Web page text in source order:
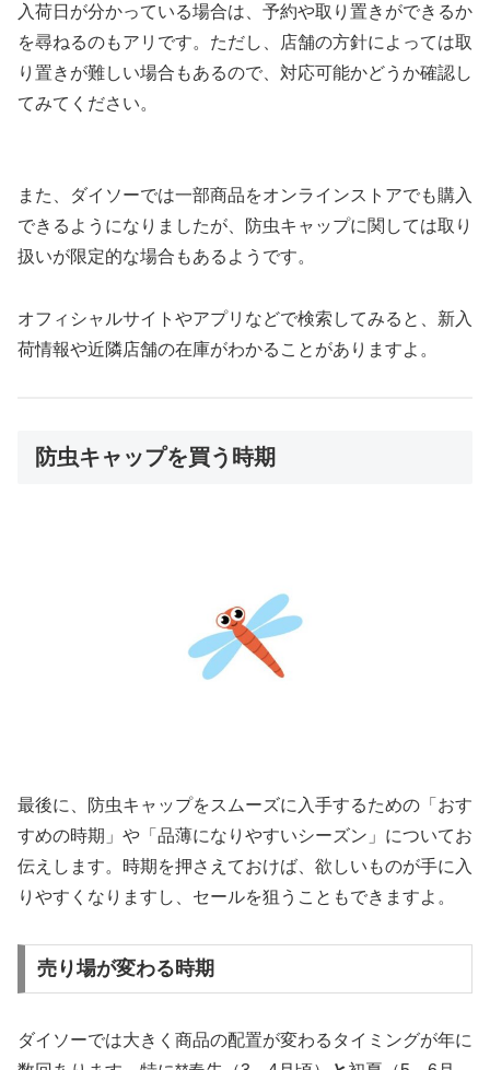
入荷日が分かっている場合は、予約や取り置きができるか
を尋ねるのもアリです。ただし、店舗の方針によっては取
り置きが難しい場合もあるので、対応可能かどうか確認し
てみてください。
また、ダイソーでは一部商品をオンラインストアでも購入
できるようになりましたが、防虫キャップに関しては取り
扱いが限定的な場合もあるようです。
オフィシャルサイトやアプリなどで検索してみると、新入
荷情報や近隣店舗の在庫がわかることがありますよ。
防虫キャップを買う時期
最後に、防虫キャップをスムーズに入手するための「おす
すめの時期」や「品薄になりやすいシーズン」についてお
伝えします。時期を押さえておけば、欲しいものが手に入
りやすくなりますし、セールを狙うこともできますよ。
売り場が変わる時期
ダイソーでは大きく商品の配置が変わるタイミングが年に